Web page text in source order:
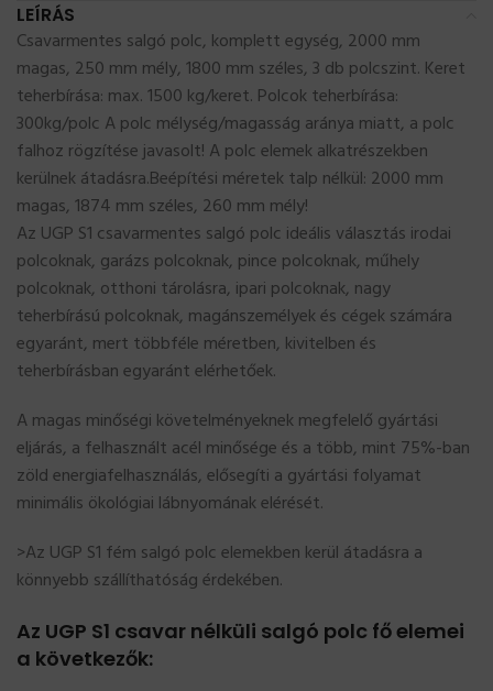
LEÍRÁS
Csavarmentes salgó polc, komplett egység, 2000 mm
magas, 250 mm mély, 1800 mm széles, 3 db polcszint. Keret
teherbírása: max. 1500 kg/keret. Polcok teherbírása:
300kg/polc A polc mélység/magasság aránya miatt, a polc
falhoz rögzítése javasolt! A polc elemek alkatrészekben
kerülnek átadásra.Beépítési méretek talp nélkül: 2000 mm
magas, 1874 mm széles, 260 mm mély!
Az UGP S1 csavarmentes salgó polc ideális választás irodai
polcoknak, garázs polcoknak, pince polcoknak, műhely
polcoknak, otthoni tárolásra, ipari polcoknak, nagy
teherbírású polcoknak, magánszemélyek és cégek számára
egyaránt, mert többféle méretben, kivitelben és
teherbírásban egyaránt elérhetőek.
A magas minőségi követelményeknek megfelelő gyártási
eljárás, a felhasznált acél minősége és a több, mint 75%-ban
zöld energiafelhasználás, elősegíti a gyártási folyamat
minimális ökológiai lábnyomának elérését.
>Az UGP S1 fém salgó polc elemekben kerül átadásra a
könnyebb szállíthatóság érdekében.
Az UGP S1 csavar nélküli salgó polc fő elemei
a következők: